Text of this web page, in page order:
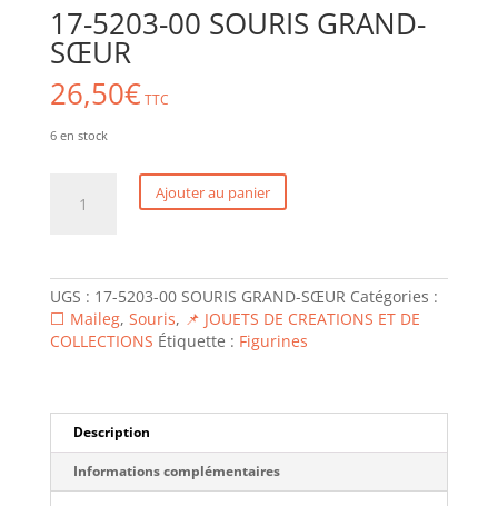
17-5203-00 SOURIS GRAND-
SŒUR
26,50€TTC
6 en stock
SOURIS
GRAND-
SŒUR
Ajouter au panier
UGS : 17-5203-00 SOURIS GRAND-SŒUR Catégories :
⬜ Maileg, Souris, 📌 JOUETS DE CREATIONS ET DE
COLLECTIONS Étiquette : Figurines
Description
Informations complémentaires